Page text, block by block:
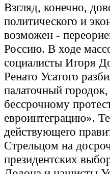
Взгляд, конечно,
политического и
возможен -
Россию. В ходе
социалисты Игоря
Ренато Усатого
палаточный
бессрочному
евроинтеграцию».
действующего
Стрельцом на
президентских